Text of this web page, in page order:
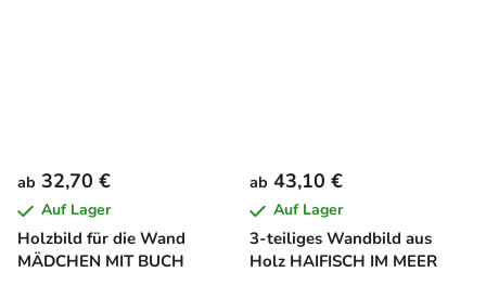
Holzbild für die Wand
MÄDCHEN MIT BUCH
ab 32,70 €
Auf Lager
3-teiliges Wandbild aus
Holz HAIFISCH IM MEER
ab 43,10 €
Auf Lager